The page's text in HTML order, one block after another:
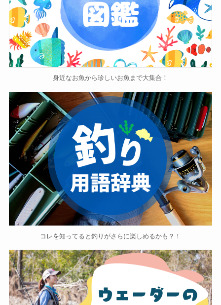
身近なお魚から珍しいお魚まで大集合！
コレを知ってると釣りがさらに楽しめるかも？！